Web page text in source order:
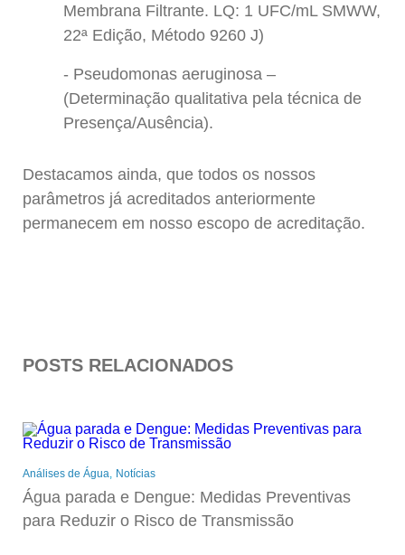
Membrana Filtrante. LQ: 1 UFC/mL SMWW,
22ª Edição, Método 9260 J)
Pseudomonas aeruginosa –
(Determinação qualitativa pela técnica de
Presença/Ausência).
Destacamos ainda, que todos os nossos
parâmetros já acreditados anteriormente
permanecem em nosso escopo de acreditação.
POSTS RELACIONADOS
Análises de Água Notícias
Água parada e Dengue: Medidas Preventivas
para Reduzir o Risco de Transmissão